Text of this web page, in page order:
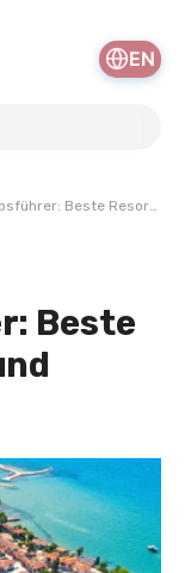
EN
Resorts, Strände und Reiseerlebnisse“
Beste